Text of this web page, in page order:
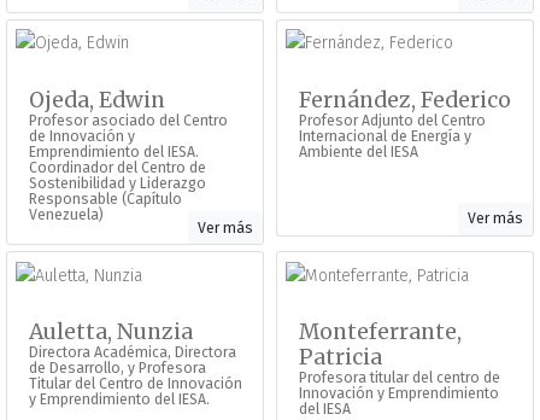
Ojeda, Edwin
Profesor asociado del Centro
de Innovación y
Emprendimiento del IESA.
Coordinador del Centro de
Sostenibilidad y Liderazgo
Responsable (Capítulo
Venezuela)
Ver más
Fernández, Federico
Profesor Adjunto del Centro
Internacional de Energía y
Ambiente del IESA
Ver más
Auletta, Nunzia
Directora Académica, Directora
de Desarrollo, y Profesora
Titular del Centro de Innovación
y Emprendimiento del IESA.
Monteferrante,
Patricia
Profesora titular del centro de
Innovación y Emprendimiento
del IESA